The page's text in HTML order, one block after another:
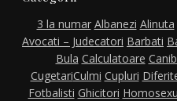
3 la numar Albanezi Alinuta
Avocati – Judecatori Barbati
Bula Calculatoare
CugetariCulmi Cupluri
Fotbalisti Ghicitori